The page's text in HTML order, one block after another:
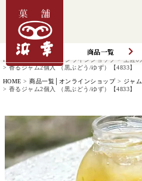
商品一覧
HOME 商品一覧│オンラインショップ
土佐
香るジャム2個入 （黒ぶどう/ゆず）【4833】
HOME 商品一覧│オンラインショップ
ジャ
香るジャム2個入 （黒ぶどう/ゆず）【4833】